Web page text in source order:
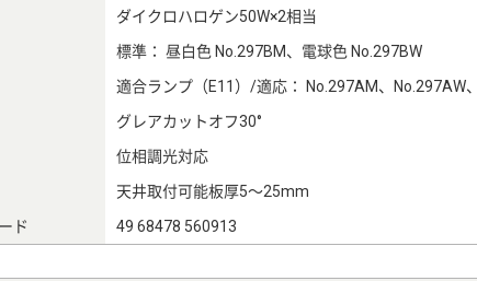
ダイクロハロゲン50W×2相当
標準： 昼白色 No.297BM、電球色 No.297BW
適合ランプ（E11）/適応： No.297AM、No.297AW
グレアカットオフ30°
位相調光対応
天井取付可能板厚5～25mm
ド
49 68478 560913